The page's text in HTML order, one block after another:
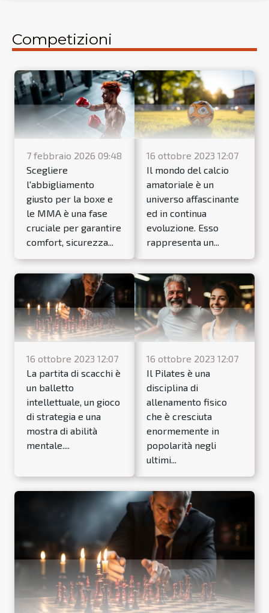
Competizioni
7 febbraio 2026 09:48
Scegliere
l'abbigliamento
giusto per la boxe e
le MMA è una fase
cruciale per garantire
comfort, sicurezza...
16 ottobre 2023 12:07
Il mondo del calcio
amatoriale è un
universo affascinante
ed in continua
evoluzione. Esso
rappresenta un...
16 ottobre 2023 12:07
La partita di scacchi è
un balletto
intellettuale, un gioco
di strategia e una
mostra di abilità
mentale....
16 ottobre 2023 12:07
Il Pilates è una
disciplina di
allenamento fisico
che è cresciuta
enormemente in
popolarità negli
ultimi...